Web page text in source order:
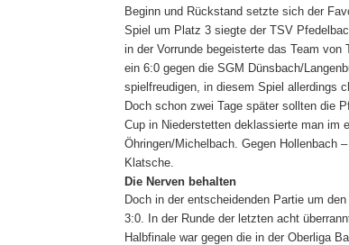
Beginn und Rückstand setzte sich der
Spiel um Platz 3 siegte der TSV
in der Vorrunde begeisterte das Team
ein 6:0 gegen die SGM Dünsbach/
spielfreudigen, in diesem Spiel allerdings
Doch schon zwei Tage später sollten die
Cup in Niederstetten deklassierte man im
Öhringen/Michelbach. Gegen Hollenbach
Klatsche.
Die Nerven behalten
Doch in der entscheidenden Partie um
3:0. In der Runde der letzten acht
Halbfinale war gegen die in der Oberliga